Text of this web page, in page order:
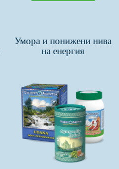
Умора и понижени нива
на енергия